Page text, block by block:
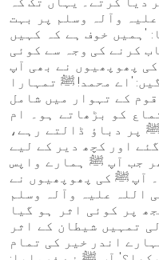
وآلہ وسلم پر بہت
'ہمیں خوف ہے کہ کہیں
کرنے کی وجہ سے کوئی
پھوپھیوں نے بھی آپ
'اے محمد! ﷺ تمہارا
کے تہوار میں شامل
کو بڑھاتے ہو۔ ام
پر دباؤ ڈالتے رہے،
اور کچھ دیر کے لیے
جب آپ ﷺ ہمارے واپس
آپ ﷺ کی پھوپھیوں نے
اللہ علیہ وآلہ وسلم
پر کوئی اثر ہو گیا
تمہیں شیطان کے اثر
اندر خیر کی تمام